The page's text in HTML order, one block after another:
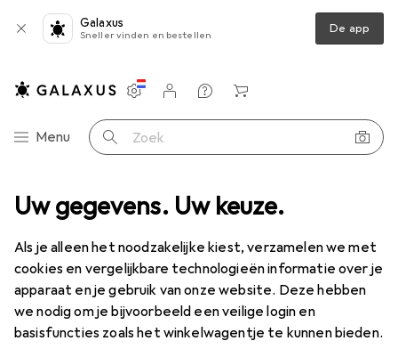
Uw gegevens. Uw keuze.
Als je alleen het noodzakelijke kiest, verzamelen we met
cookies en vergelijkbare technologieën informatie over je
apparaat en je gebruik van onze website. Deze hebben
we nodig om je bijvoorbeeld een veilige login en
basisfuncties zoals het winkelwagentje te kunnen bieden.
Galaxus
Sneller vinden en bestellen De app
Categorie navigatie
Menu Zoek op
Instellingen
Klantenaccount
Produktvergelijking
Verlanglijstje
Winkelmandje
Meetinstrument Meter Jbo Schroefdraadpluggenmeter
1 Afbeelding
JboSchroefdraadpluggenmeter
EUR
95,90